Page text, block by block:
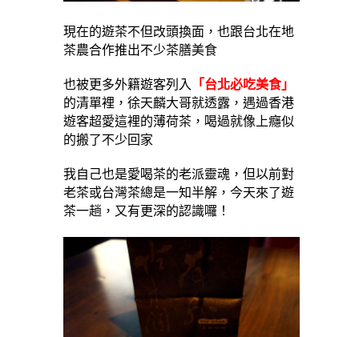
現在的遊茶不但改頭換面，也跟台北在地
茶農合作推出不少茶膳美食
也被更多外籍遊客列入
「台北必吃美食」
的清單裡，徐天麟大哥就透露，遇過香港
遊客超愛這裡的薄荷茶，喝過就像上癮似
的搬了不少回家
我自己也是愛喝茶的老派靈魂，但以前對
老茶或台灣茶總是一知半解，今天來了遊
茶一趟，又有更深的認識囉！